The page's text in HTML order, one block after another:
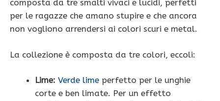
composta da tre smalti vivaci e lucidi, perfetti
per le ragazze che amano stupire e che ancora
non vogliono arrendersi ai colori scuri e metal.
La collezione è composta da tre colori, eccoli:
Lime: Verde lime perfetto per le unghie
corte e ben limate. Per un effetto